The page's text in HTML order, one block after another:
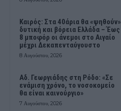
Καιρός: Στα 40άρια θα «ψηθούν»
δυτική και βόρεια Ελλάδα – Έως
8 μποφόρ οι άνεμοι στο Αιγαίο
μέχρι Δεκαπενταύγουστο
8 Αυγούστου, 2026
Αδ. Γεωργιάδης στη Ρόδο: «Σε
ενάμιση χρόνο, το νοσοκομείο
θα είναι καινούργιο»
7 Αυγούστου, 2026